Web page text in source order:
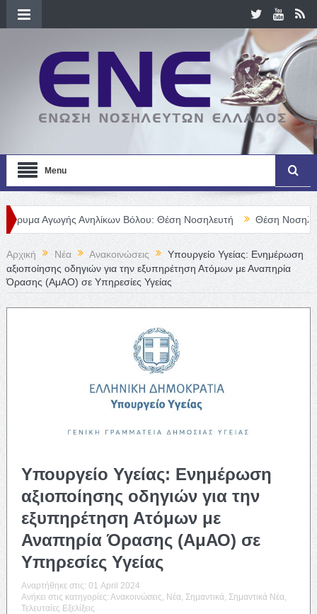
Menu
Ανηλίκων Βόλου: Θέση Νοσηλευτή Θέση Νοσηλευτή/
Αρχική Νέα Ανακοινώσεις
Υπουργείο Υγείας: Ενημέρωση
αξιοποίησης οδηγιών για την εξυπηρέτηση Ατόμων με Αναπηρία
Όρασης (ΑμΑΟ) σε Υπηρεσίες Υγείας
Υπουργείο Υγείας: Ενημέρωση
αξιοποίησης οδηγιών για την
εξυπηρέτηση Ατόμων με
Αναπηρία Όρασης (ΑμΑΟ) σε
Υπηρεσίες Υγείας
Αναρτήθηκε στις: 01 April 2024
Ανήκει στις κατηγορίες: Ανακοινώσεις Νέα Σημαντικά Σημαντικά Νέα
Τελευταίες Εξελίξεις